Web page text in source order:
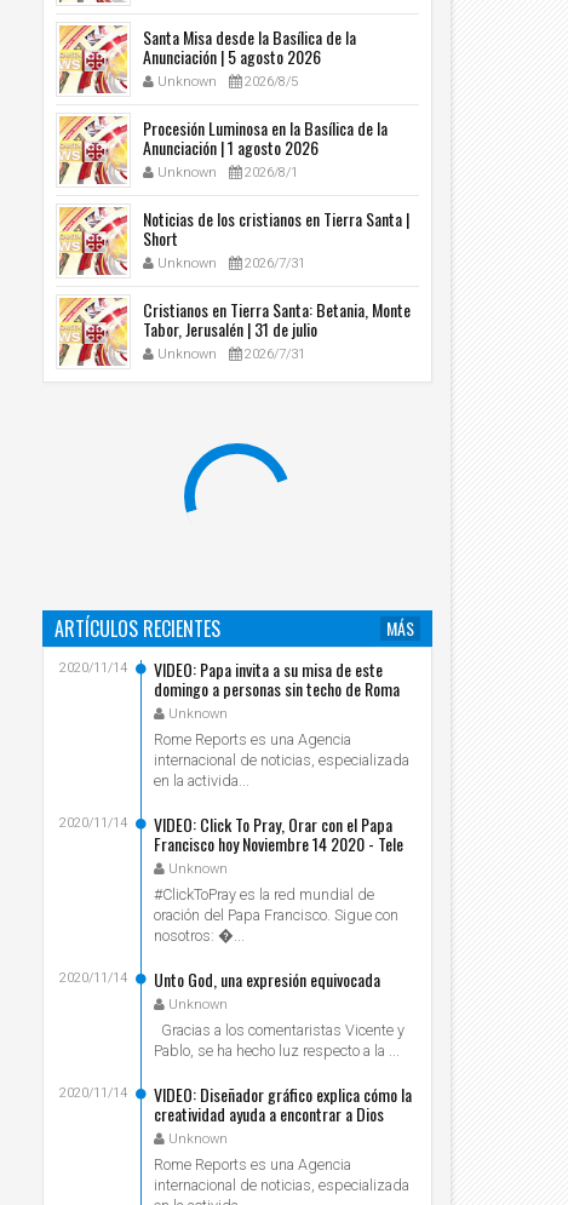
Santa Misa desde la Basílica de la
Anunciación | 5 agosto 2026
Unknown 2026/8/5
Procesión Luminosa en la Basílica de la
Anunciación | 1 agosto 2026
Unknown 2026/8/1
Noticias de los cristianos en Tierra Santa |
Short
Unknown 2026/7/31
Cristianos en Tierra Santa: Betania, Monte
Tabor, Jerusalén | 31 de julio
Unknown 2026/7/31
ARTÍCULOS RECIENTES
MÁS
VIDEO: Papa invita a su misa de este
domingo a personas sin techo de Roma
Unknown
2020/11/14
Rome Reports es una Agencia
internacional de noticias, especializada
en la activida...
VIDEO: Click To Pray, Orar con el Papa
Francisco hoy Noviembre 14 2020 - Tele
VIDUnknown
2020/11/14
#ClickToPray es la red mundial de
oración del Papa Francisco. Sigue con
nosotros: ...
Unto God, una expresión equivocada
Unknown
2020/11/14
Gracias a los comentaristas Vicente y
Pablo, se ha hecho luz respecto a la ...
VIDEO: Diseñador gráfico explica cómo la
creatividad ayuda a encontrar a Dios
Unknown
2020/11/14
Rome Reports es una Agencia
internacional de noticias, especializada